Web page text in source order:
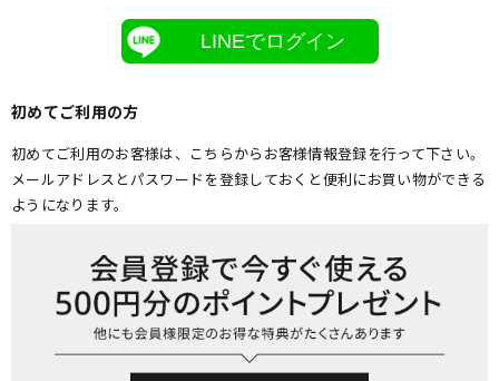
LINEでログイン
初めてご利用の方
初めてご利用のお客様は、こちらからお客様情報登録を行って下さい。
メールアドレスとパスワードを登録しておくと便利にお買い物ができる
ようになります。